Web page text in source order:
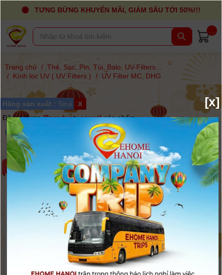
TƯNG BỪNG KHUYẾN MÃI, GIẢM SÂU TỚI 50%!!!
Trang chủ / Thẻ, Sạc, Pin, Túi, Balo, UV-Filters...
/ Kính lọc UV ( UV Filters ) / UV Filter MC, DHG
Hãng sản xuất : Sirui x
Đã lọc được{$product_count}sản phẩm
Hãng
Sắp xếp
-9%
Sirui MC UV K&F 62mm
(KF01.027)
-6%
Sirui MC UV K&F 58mm
(KF01.026)
[x]